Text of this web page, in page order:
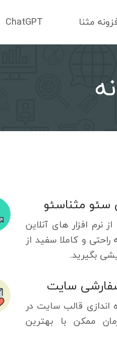
مثنا ChatGPT
سئو مثناسئو
نرم افزار های آنلاین
راحتی و کاملا سفید از
بگیرید.
سایت
اندازی قالب سایت در
ممکن با بهترین